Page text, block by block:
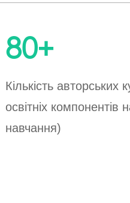
80+
Кількість авторських
освітніх компонентів
навчання)